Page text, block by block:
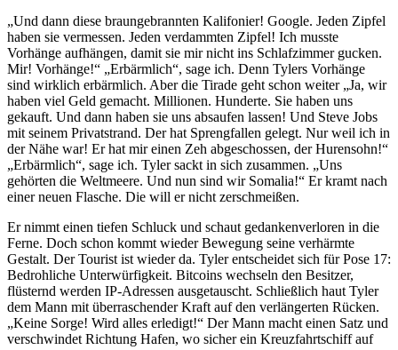
„Und dann diese braungebrannten Kalifonier! Google. Jeden Zipfel
haben sie vermessen. Jeden verdammten Zipfel! Ich musste
Vorhänge aufhängen, damit sie mir nicht ins Schlafzimmer gucken.
Mir! Vorhänge!“ „Erbärmlich“, sage ich. Denn Tylers Vorhänge
sind wirklich erbärmlich. Aber die Tirade geht schon weiter „Ja, wir
haben viel Geld gemacht. Millionen. Hunderte. Sie haben uns
gekauft. Und dann haben sie uns absaufen lassen! Und Steve Jobs
mit seinem Privatstrand. Der hat Sprengfallen gelegt. Nur weil ich in
der Nähe war! Er hat mir einen Zeh abgeschossen, der Hurensohn!“
„Erbärmlich“, sage ich. Tyler sackt in sich zusammen. „Uns
gehörten die Weltmeere. Und nun sind wir Somalia!“ Er kramt nach
einer neuen Flasche. Die will er nicht zerschmeißen.
Er nimmt einen tiefen Schluck und schaut gedankenverloren in die
Ferne. Doch schon kommt wieder Bewegung seine verhärmte
Gestalt. Der Tourist ist wieder da. Tyler entscheidet sich für Pose 17:
Bedrohliche Unterwürfigkeit. Bitcoins wechseln den Besitzer,
flüsternd werden IP-Adressen ausgetauscht. Schließlich haut Tyler
dem Mann mit überraschender Kraft auf den verlängerten Rücken.
„Keine Sorge! Wird alles erledigt!“ Der Mann macht einen Satz und
verschwindet Richtung Hafen, wo sicher ein Kreuzfahrtschiff auf